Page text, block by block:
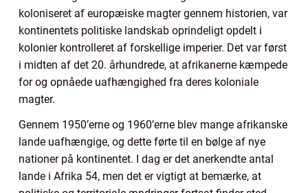
koloniseret af europæiske magter gennem historien, var
kontinentets politiske landskab oprindeligt opdelt i
kolonier kontrolleret af forskellige imperier. Det var først
i midten af det 20. århundrede, at afrikanerne kæmpede
for og opnåede uafhængighed fra deres koloniale
magter.
Gennem 1950’erne og 1960’erne blev mange afrikanske
lande uafhængige, og dette førte til en bølge af nye
nationer på kontinentet. I dag er det anerkendte antal
lande i Afrika 54, men det er vigtigt at bemærke, at